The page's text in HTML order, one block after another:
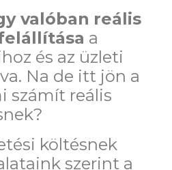
valóban reális
a
és az üzleti
Na de itt jön a
számít reális
költésnek
szerint a